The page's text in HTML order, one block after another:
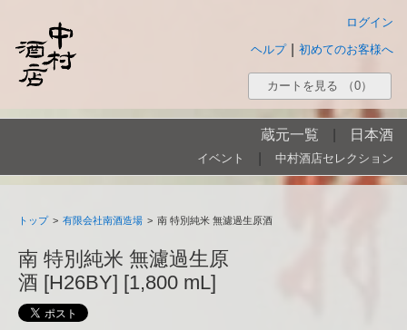
ログイン
初めてのお客様へ
ヘルプ
カートを見る （0）
蔵元一覧 日本酒
イベント 中村酒店セレクション
トップ > 有限会社南酒造場 > 南 特別純米 無濾過生原酒
南 特別純米 無濾過生原
酒 [H26BY] [1,800 mL]